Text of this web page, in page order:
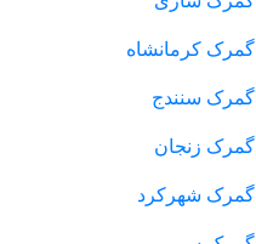
گمرک کرمانشاه
گمرک سنندج
گمرک زنجان
گمرک شهرکرد